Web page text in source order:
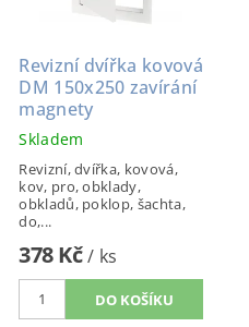
Revizní dvířka kovová
DM 150x250 zavírání
magnety
Skladem
Revizní, dvířka, kovová,
kov, pro, obklady,
obkladů, poklop, šachta,
do,...
378 Kč/ ks